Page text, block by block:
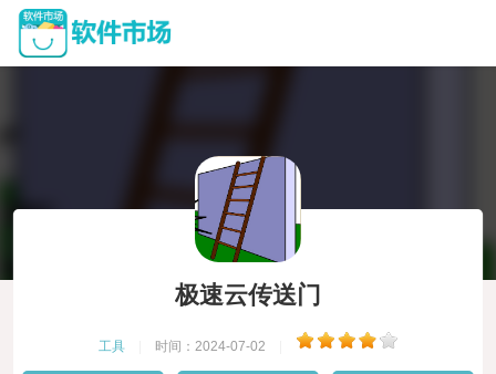
极速云传送门
工具 时间：2024-07-02